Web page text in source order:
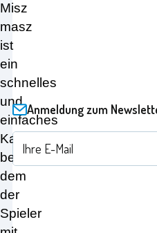
Misz
masz
ist
ein
schnelles
und
einfaches
Kartenspiel,
bei
dem
der
Spieler
Anmeldung zum